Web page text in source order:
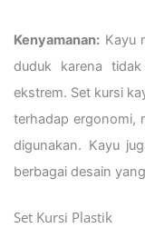
Kenyamanan: Kayu
duduk karena
ekstrem. Set kursi
terhadap ergonomi,
digunakan. Kayu
berbagai desain
Set Kursi Plastik